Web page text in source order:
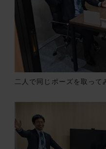
二人で同じポーズを取って